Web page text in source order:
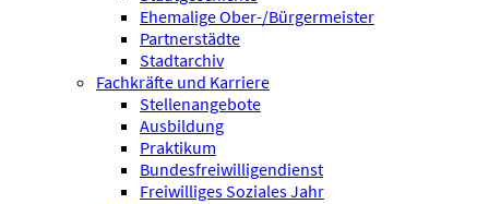
Ehemalige Ober-/Bürgermeister
Partnerstädte
Stadtarchiv
Fachkräfte und Karriere
Stellenangebote
Ausbildung
Praktikum
Bundesfreiwilligen­dienst
Freiwilliges Soziales Jahr